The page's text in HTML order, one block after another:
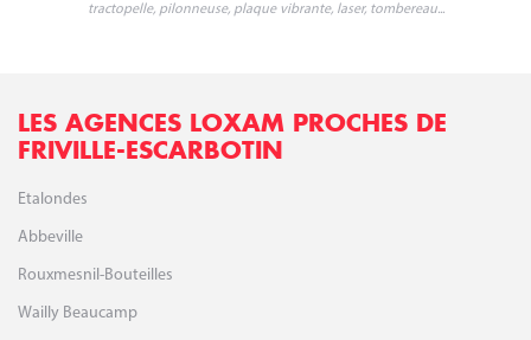
tractopelle, pilonneuse, plaque vibrante, laser, tombereau...
LES AGENCES LOXAM PROCHES DE
FRIVILLE-ESCARBOTIN
Etalondes
Abbeville
Rouxmesnil-Bouteilles
Wailly Beaucamp